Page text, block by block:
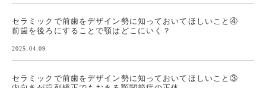
セラミックで前歯をデザイン勢に知っておいてほしいこと④
前歯を後ろにすることで顎はどこにいく？
2025.04.09
セラミックで前歯をデザイン勢に知っておいてほしいこと③